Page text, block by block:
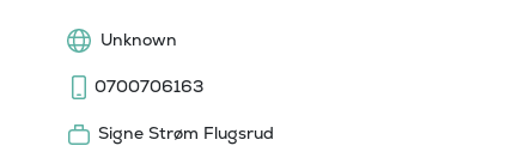
Unknown
0700706163
Signe Strøm Flugsrud